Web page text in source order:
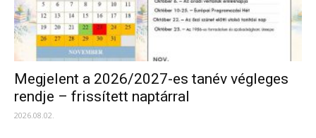
Megjelent a 2026/2027-es tanév végleges
rendje – frissített naptárral
2026.08.02.